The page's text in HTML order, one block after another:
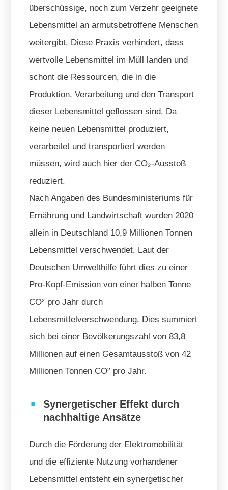
überschüssige, noch zum Verzehr geeignete
Lebensmittel an armutsbetroffene Menschen
weitergibt. Diese Praxis verhindert, dass
wertvolle Lebensmittel im Müll landen und
schont die Ressourcen, die in die
Produktion, Verarbeitung und den Transport
dieser Lebensmittel geflossen sind. Da
keine neuen Lebensmittel produziert,
verarbeitet und transportiert werden
müssen, wird auch hier der CO₂-Ausstoß
reduziert.
Nach Angaben des Bundesministeriums für
Ernährung und Landwirtschaft wurden 2020
allein in Deutschland 10,9 Millionen Tonnen
Lebensmittel verschwendet. Laut der
Deutschen Umwelthilfe führt dies zu einer
Pro-Kopf-Emission von einer halben Tonne
CO² pro Jahr durch
Lebensmittelverschwendung. Dies summiert
sich bei einer Bevölkerungszahl von 83,8
Millionen auf einen Gesamtausstoß von 42
Millionen Tonnen CO² pro Jahr.
Synergetischer Effekt durch
nachhaltige Ansätze
Durch die Förderung der Elektromobilität
und die effiziente Nutzung vorhandener
Lebensmittel entsteht ein synergetischer